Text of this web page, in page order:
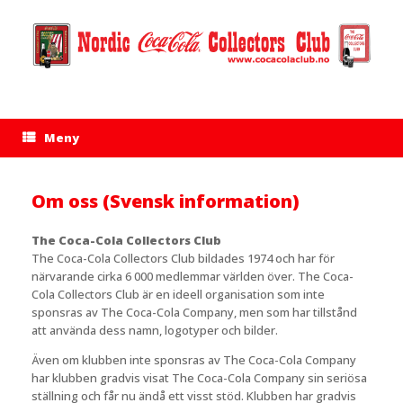
innhold
Meny
Om oss (Svensk information)
The Coca-Cola Collectors Club
The Coca-Cola Collectors Club bildades 1974 och har för
närvarande cirka 6 000 medlemmar världen över. The Coca-
Cola Collectors Club är en ideell organisation som inte
sponsras av The Coca-Cola Company, men som har tillstånd
att använda dess namn, logotyper och bilder.
Även om klubben inte sponsras av The Coca-Cola Company
har klubben gradvis visat The Coca-Cola Company sin seriösa
ställning och får nu ändå ett visst stöd. Klubben har gradvis